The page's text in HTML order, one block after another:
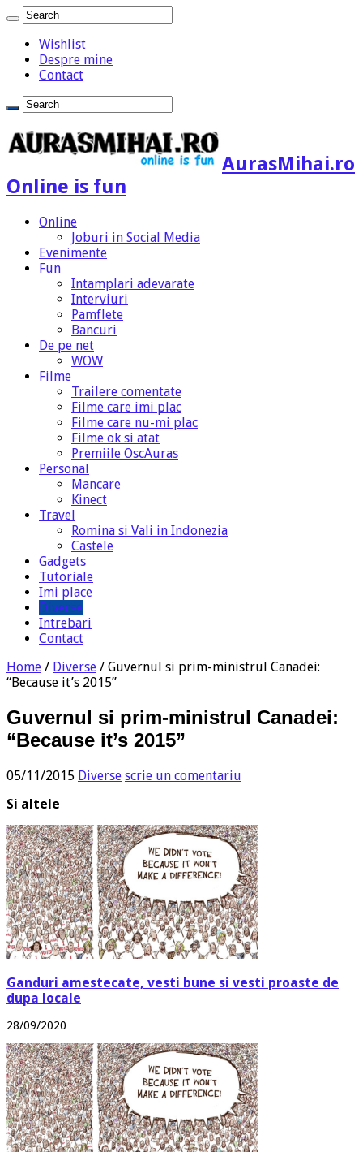
Wishlist
Despre mine
Contact
AurasMihai.ro
Online is fun
Online
Joburi in Social Media
Evenimente
Fun
Intamplari adevarate
Interviuri
Pamflete
Bancuri
De pe net
WOW
Filme
Trailere comentate
Filme care imi plac
Filme care nu-mi plac
Filme ok si atat
Premiile OscAuras
Personal
Mancare
Kinect
Travel
Romina si Vali in Indonezia
Castele
Gadgets
Tutoriale
Imi place
Diverse
Intrebari
Contact
Home / Diverse / Guvernul si prim-ministrul Canadei:
“Because it’s 2015”
Guvernul si prim-ministrul Canadei:
“Because it’s 2015”
05/11/2015 Diverse scrie un comentariu
Si altele
Ganduri amestecate, vesti bune si vesti proaste de
dupa locale
28/09/2020